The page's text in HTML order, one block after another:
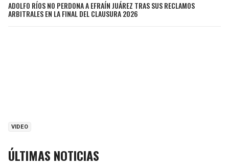
ADOLFO RÍOS NO PERDONA A EFRAÍN JUÁREZ TRAS SUS RECLAMOS
ARBITRALES EN LA FINAL DEL CLAUSURA 2026
VIDEO
ÚLTIMAS NOTICIAS